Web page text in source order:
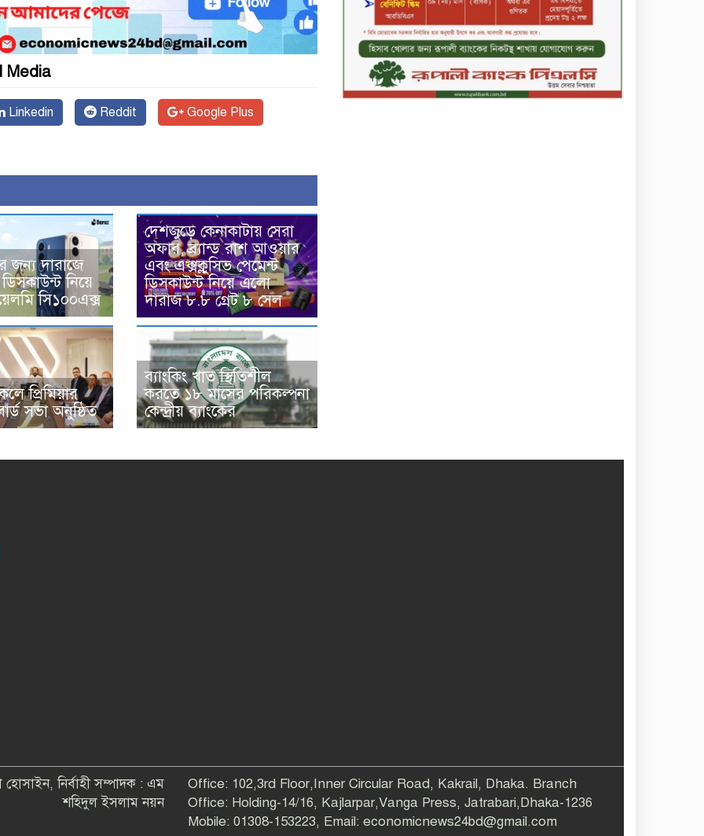
Media
Linkedin Reddit Google Plus
জন্য দারাজে
নিয়ে
সি১০০এক্স
দেশজুড়ে কেনাকাটায় সেরা
অফার, ব্র্যান্ড রাশ আওয়ার
এবং এক্সক্লুসিভ পেমেন্ট
ডিসকাউন্ট নিয়ে এলো
দারাজ ৮.৮ গ্রেট ৮ সেল
প্রিমিয়ার
সভা অনুষ্ঠিত
ব্যাংকিং খাত স্থিতিশীল
করতে ১৮ মাসের পরিকল্পনা
কেন্দ্রীয় ব্যাংকের
সপ্তাহের তৃতীয় কার্যদিবসে
দরবৃদ্ধির শীর্ষে সেন্ট্রাল ইন্সুরেন্স
নির্বাহী সম্পাদক : এম
শহিদুল ইসলাম নয়ন
Office: 102,3rd Floor,Inner Circular Road, Kakrail, Dhaka. Branch
Office: Holding-14/16, Kajlarpar,Vanga Press, Jatrabari,Dhaka-1236
Mobile: 01308-153223, Email: economicnews24bd@gmail.com